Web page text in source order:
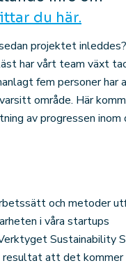
du här.
projektet
har vårt team växt
fem personer har
område. Här
av progressen inom
och metoder
i våra startups
Sustainability
resultat att det